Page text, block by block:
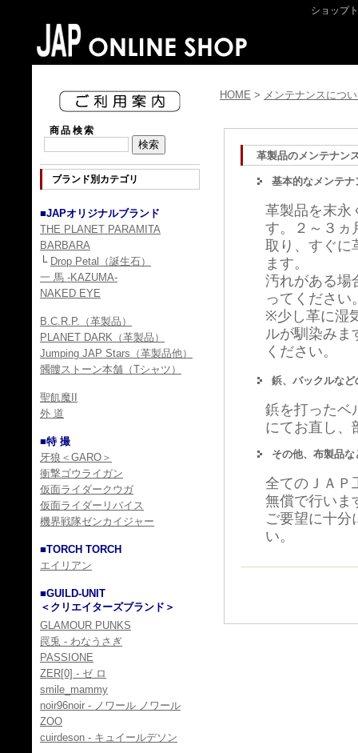
ショップ
商品検索
ブランド別カテゴリ
■JAPオリジナルブランド
THE PLANET PARAMITA
BARBARA
└ Drop Petal（誕生石）
一 馬 -KAZUMA-
NAKED EYE
B.C.R.P.（革製品）
PLANET DARK（革製品）
Jumping JAP Stars（革製品他）
髑髏ストーン本舗（Tシャツ）
聖飢魔II
外 道
■特 撮
牙狼＜GARO＞
衝撃ゴウライガン
仮面ライダークウガ
仮面ライダーリバイス
機界戦隊ゼンカイジャー
■TORCH TORCH
エイリアン
■GUILD-UNIT
＜クリエイターズブランド＞
GLAMOUR PUNKS
罠兎 - わなうさぎ
PASSIONE
ZER[0] - ゼ ロ
smile_mammy
noir96noir - ノワール ノワール
ZOO
cuirdeson - キュイールデソン
HOME > メンテナンスにつ
革製品のメンテナン
基本的なメンテナ
革製品を末永
す。２～３ヵ
取り、すぐに
ます。
汚れがある場
ってください
※少し革に湿
ルが馴染みま
ください。
鋲、バックルなど
鋲を打ったベ
にてお直し、
その他、布製品
全てのＪＡＰ
無償で行いま
ご要望に十分
い。